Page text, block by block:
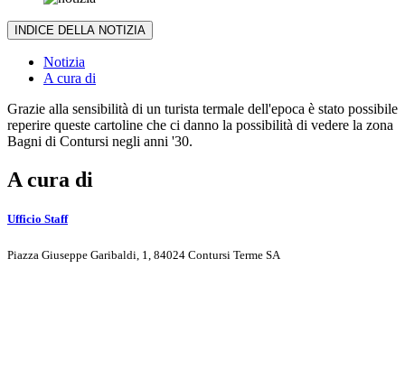
INDICE DELLA NOTIZIA
Notizia
A cura di
Grazie alla sensibilità di un turista termale dell'epoca è stato possibile
reperire queste cartoline che ci danno la possibilità di vedere la zona
Bagni di Contursi negli anni '30.
A cura di
Ufficio Staff
Piazza Giuseppe Garibaldi, 1, 84024 Contursi Terme SA